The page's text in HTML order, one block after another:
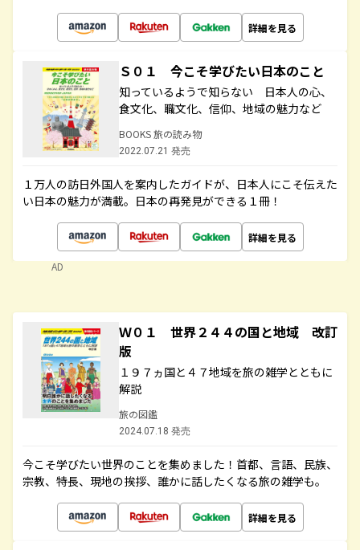
詳細を見る
Ｓ０１ 今こそ学びたい日本のこと
知っているようで知らない 日本人の心、
食文化、職文化、信仰、地域の魅力など
BOOKS 旅の読み物
2022.07.21 発売
１万人の訪日外国人を案内したガイドが、日本人にこそ伝えた
い日本の魅力が満載。日本の再発見ができる１冊！
詳細を見る
AD
Ｗ０１ 世界２４４の国と地域 改訂
版
１９７ヵ国と４７地域を旅の雑学とともに
解説
旅の図鑑
2024.07.18 発売
今こそ学びたい世界のことを集めました！首都、言語、民族、
宗教、特長、現地の挨拶、誰かに話したくなる旅の雑学も。
詳細を見る